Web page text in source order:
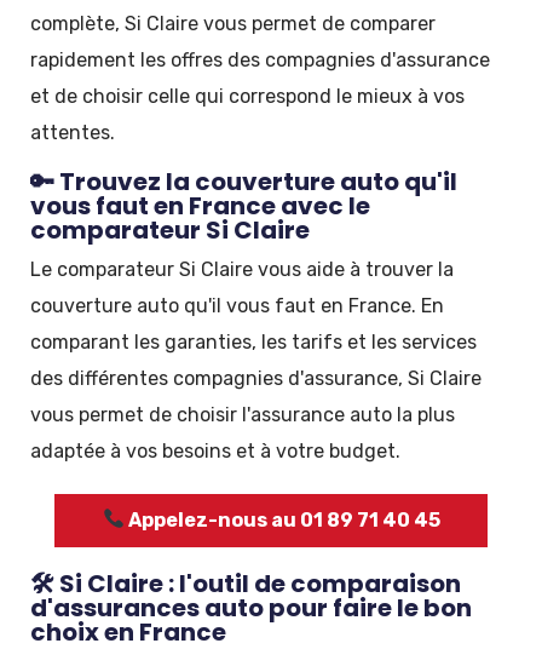
complète, Si Claire vous permet de comparer
rapidement les offres des compagnies d'assurance
et de choisir celle qui correspond le mieux à vos
attentes.
🔑 Trouvez la couverture auto qu'il
vous faut en France avec le
comparateur Si Claire
Le comparateur Si Claire vous aide à trouver la
couverture auto qu'il vous faut en France. En
comparant les garanties, les tarifs et les services
des différentes compagnies d'assurance, Si Claire
vous permet de choisir l'assurance auto la plus
adaptée à vos besoins et à votre budget.
Appelez-nous au 01 89 71 40 45
🛠️ Si Claire : l'outil de comparaison
d'assurances auto pour faire le bon
choix en France